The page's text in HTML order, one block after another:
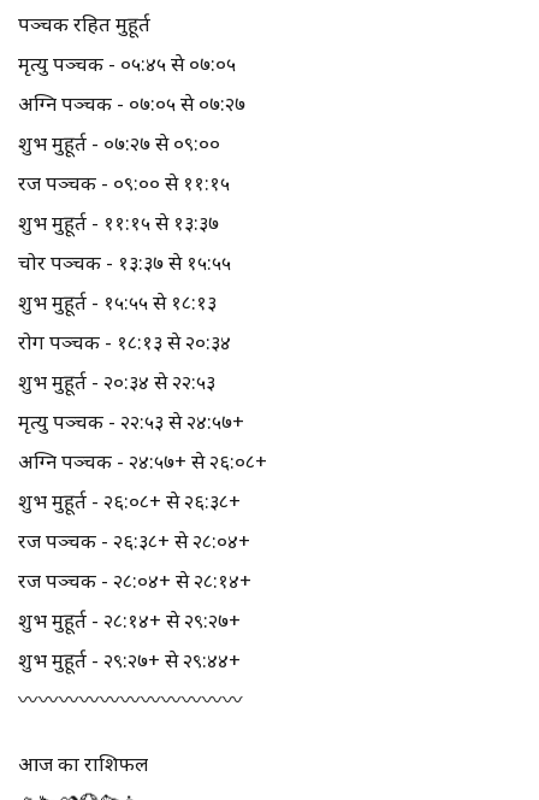
पञ्चक रहित मुहूर्त
मृत्यु पञ्चक - ०५:४५ से ०७:०५
अग्नि पञ्चक - ०७:०५ से ०७:२७
शुभ मुहूर्त - ०७:२७ से ०९:००
रज पञ्चक - ०९:०० से ११:१५
शुभ मुहूर्त - ११:१५ से १३:३७
चोर पञ्चक - १३:३७ से १५:५५
शुभ मुहूर्त - १५:५५ से १८:१३
रोग पञ्चक - १८:१३ से २०:३४
शुभ मुहूर्त - २०:३४ से २२:५३
मृत्यु पञ्चक - २२:५३ से २४:५७+
अग्नि पञ्चक - २४:५७+ से २६:०८+
शुभ मुहूर्त - २६:०८+ से २६:३८+
रज पञ्चक - २६:३८+ से २८:०४+
रज पञ्चक - २८:०४+ से २८:१४+
शुभ मुहूर्त - २८:१४+ से २९:२७+
शुभ मुहूर्त - २९:२७+ से २९:४४+
〰️〰️〰️〰️〰️〰️〰️〰️〰️〰️〰️
आज का राशिफल